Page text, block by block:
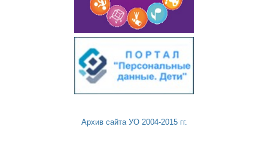
Архив сайта УО 2004-2015 гг.